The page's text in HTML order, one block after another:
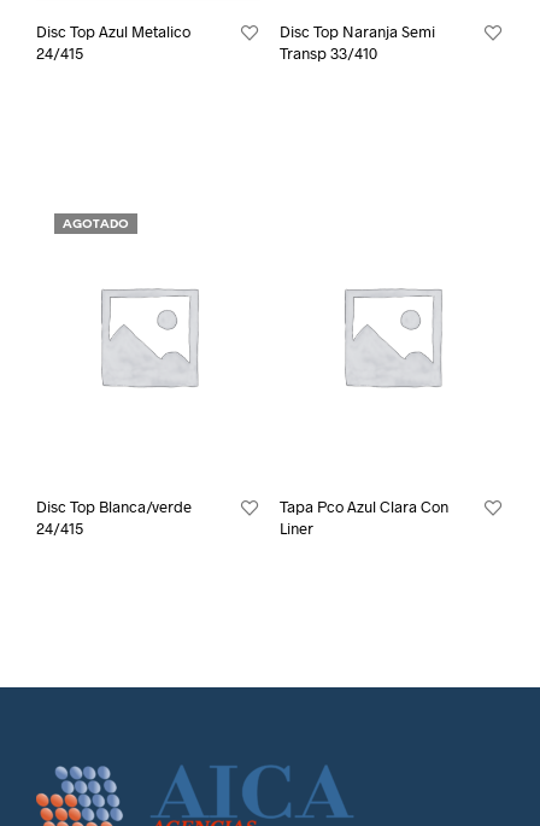
Disc Top Azul Metalico
24/415
Disc Top Naranja Semi
Transp 33/410
AGOTADO
Disc Top Blanca/verde
24/415
Tapa Pco Azul Clara Con
Liner